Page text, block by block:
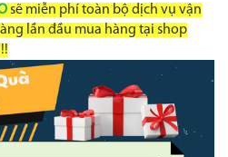
sẽ miễn phí toàn bộ dịch vụ vận
lần đầu mua hàng tại shop